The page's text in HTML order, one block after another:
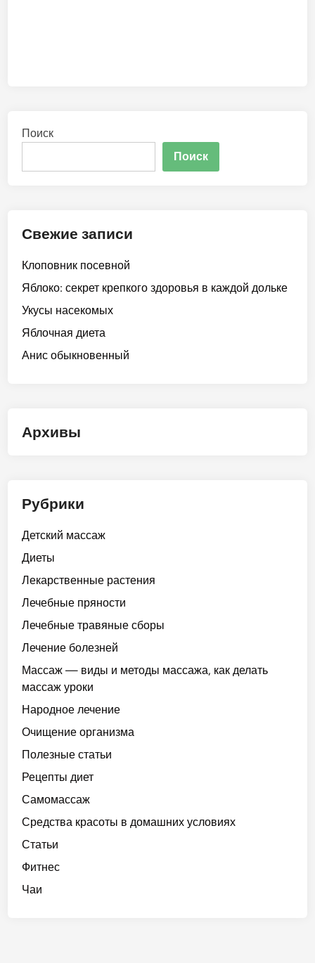
Поиск
Поиск
Свежие записи
Клоповник посевной
Яблоко: секрет крепкого здоровья в каждой дольке
Укусы насекомых
Яблочная диета
Анис обыкновенный
Архивы
Рубрики
Детский массаж
Диеты
Лекарственные растения
Лечебные пряности
Лечебные травяные сборы
Лечение болезней
Массаж — виды и методы массажа, как делать
массаж уроки
Народное лечение
Очищение организма
Полезные статьи
Рецепты диет
Самомассаж
Средства красоты в домашних условиях
Статьи
Фитнес
Чаи